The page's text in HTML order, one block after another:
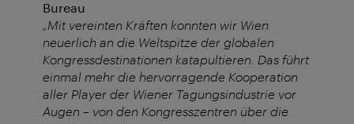
Bureau
„Mit vereinten Kräften konnten wir Wien
neuerlich an die Weltspitze der globalen
Kongressdestinationen katapultieren. Das führt
einmal mehr die hervorragende Kooperation
aller Player der Wiener Tagungsindustrie vor
Augen – von den Kongresszentren über die